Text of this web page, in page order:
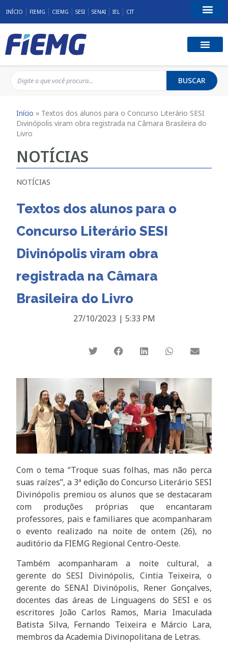
INÍCIO FIEMG CIEMG SESI SENAI IEL CIT
BUSCAR
Início » Textos dos alunos para o Concurso Literário SESI
Divinópolis viram obra registrada na Câmara Brasileira do
Livro
NOTÍCIAS
NOTÍCIAS
Textos dos alunos para o
Concurso Literário SESI
Divinópolis viram obra
registrada na Câmara
Brasileira do Livro
27/10/2023 | 5:33 PM
Com o tema “Troque suas folhas, mas não perca
suas raízes”, a 3ª edição do Concurso Literário SESI
Divinópolis premiou os alunos que se destacaram
com produções próprias que encantaram
professores, pais e familiares que acompanharam
o evento realizado na noite de ontem (26), no
auditório da FIEMG Regional Centro-Oeste.
Também acompanharam a noite cultural, a
gerente do SESI Divinópolis, Cintia Teixeira, o
gerente do SENAI Divinópolis, Rener Gonçalves,
docentes das áreas de Linguagens do SESI e os
escritores João Carlos Ramos, Maria Imaculada
Batista Silva, Fernando Teixeira e Márcio Lara,
membros da Academia Divinopolitana de Letras.